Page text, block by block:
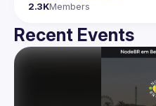
2.3KMembers
Recent Events